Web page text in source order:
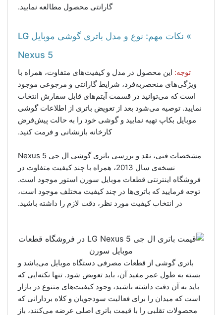
گارانتی محصول مطالعه نمایید.
» نکات مهم: نوع و مدل باتری گوشی موبایل LG
Nexus 5
توجه: این محصول در مدل و کیفیت‌های متفاوت، همراه با
ویژگی‌های منحصر‌به‌فرد، شرایط گارانتی و مرجوعی موجود
است که می‌توانید در قسمت آیتم‌های قابل سفارش انتخاب
نمایید. توصیه می‌شود بعد از تعویض باتری از اطلاعات گوشی
موبایل بکاپ تهیه نمایید و گوشی خود را به حالت پیش‌فرض
کارخانه بازنشانی و فرمت کنید.
مشخصات فنی، نقد و بررسی باتری گوشی ال جی Nexus 5
نسخه‌ی سال 2013، همراه با چند کیفیت متفاوت در
فروشگاه اینترنتی قطعات‌ موبایل سورن‌ استور موجود است.
توجه فرمایید که باتری‌ها در چند کیفیت مختلف موجود است،
در انتخاب کیفیت مورد نظر، دقت لازم را داشته باشید.
باتری گوشی از قطعات مصرفی دستگاه موبایل می‌باشد و
بسته به طول عمر مفید آن، باید تعویض شود. تنها نکته‌ایی که
باید به آن دقت داشته باشید، وجود کیفیت‌های متنوع در بازار
است که میدان را برای فعالیت سودجویان و کلاه بردارانی که
محصولات تقلبی را با قیمت باتری اصلی عرضه می‌کنند، باز